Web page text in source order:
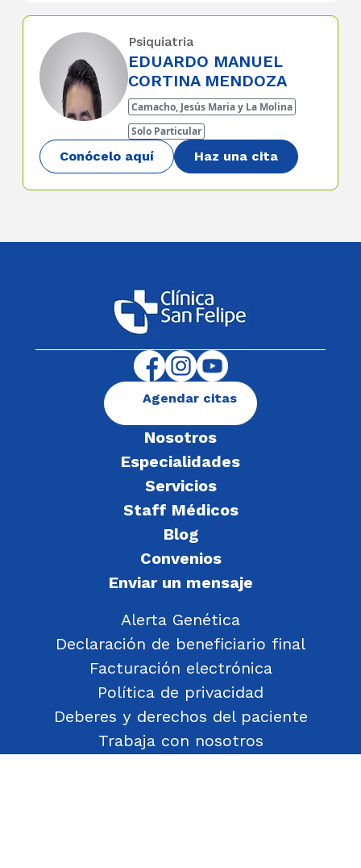
Psiquiatria
EDUARDO MANUEL
CORTINA MENDOZA
Camacho, Jesús Maria y La Molina
Solo Particular
Conócelo aquí Haz una cita
Nosotros
Especialidades
Servicios
Staff Médicos
Blog
Convenios
Enviar un mensaje
Alerta Genética
Declaración de beneficiario final
Facturación electrónica
Política de privacidad
Deberes y derechos del paciente
Trabaja con nosotros
Agendar citas